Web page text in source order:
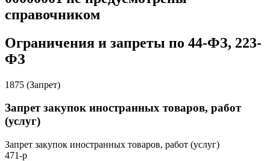
справочником
Ограничения и запреты по 44-ФЗ, 223-
ФЗ
1875 (Запрет)
Запрет закупок иностранных товаров, работ
(услуг)
Запрет закупок иностранных товаров, работ (услуг)
471-р